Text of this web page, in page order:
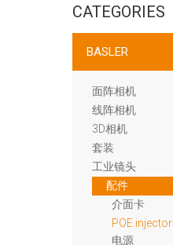
CATEGORIES
BASLER
面阵相机
线阵相机
3D相机
套装
工业镜头
配件
介面卡
POE injector
电源